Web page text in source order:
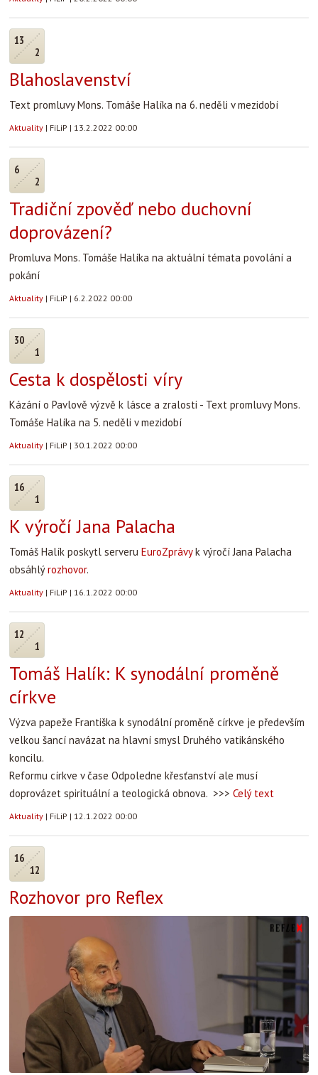
13
2
Blahoslavenství
Text promluvy Mons. Tomáše Halíka na 6. neděli v mezidobí
Aktuality | FiLiP | 13.2.2022 00:00
6
2
Tradiční zpověď nebo duchovní
doprovázení?
Promluva Mons. Tomáše Halíka na aktuální témata povolání a
pokání
Aktuality | FiLiP | 6.2.2022 00:00
30
1
Cesta k dospělosti víry
Kázání o Pavlově výzvě k lásce a zralosti - Text promluvy Mons.
Tomáše Halíka na 5. neděli v mezidobí
Aktuality | FiLiP | 30.1.2022 00:00
16
1
K výročí Jana Palacha
Tomáš Halík poskytl serveru EuroZprávyk výročí Jana Palacha
obsáhlýrozhovor.
Aktuality | FiLiP | 16.1.2022 00:00
12
1
Tomáš Halík: K synodální proměně
církve
Výzva papeže Františka k synodální proměně církve je především
velkou šancí navázat na hlavní smysl Druhého vatikánského
koncilu.
Reformu církve v čase Odpoledne křesťanství ale musí
doprovázet spirituální a teologická obnova. >>> Celý text
Aktuality | FiLiP | 12.1.2022 00:00
16
12
Rozhovor pro Reflex